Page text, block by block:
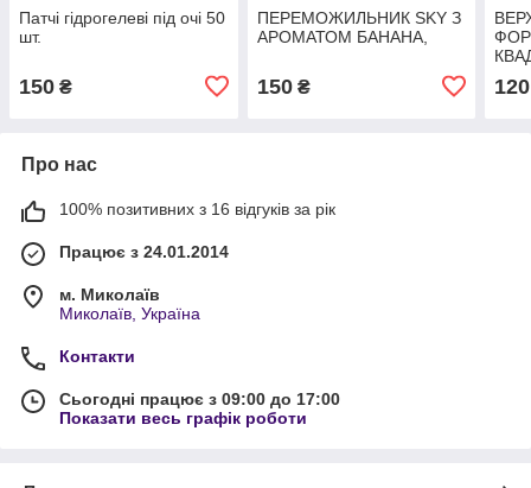
Патчі гідрогелеві під очі 50
шт.
150 ₴
ПЕРЕМОЖИЛЬНИК SKY З
АРОМАТОМ БАНАНА,
150₴ 120
Про нас
100% позитивних з 16 відгуків за рік
Працює з 24.01.2014
м. Миколаїв
Миколаїв, Україна
Контакти
Сьогодні працює з 09:00 до 17:00
Показати весь графік роботи